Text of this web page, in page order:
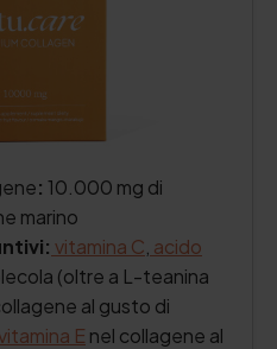
: 10.000 mg di
marino
vitamina C acido
(oltre a L-teanina
al gusto di
E nel collagene al